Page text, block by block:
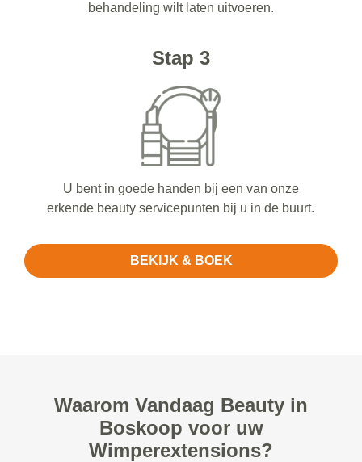
behandeling wilt laten uitvoeren.
Stap 3
U bent in goede handen bij een van onze
erkende beauty servicepunten bij u in de buurt.
BEKIJK & BOEK
Waarom Vandaag Beauty in
Boskoop voor uw
Wimperextensions?